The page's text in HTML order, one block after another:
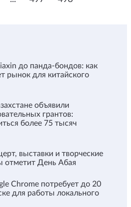
до панда-бондов: как
рынок для китайского
объявили
грантов:
более 75 тысяч
выставки и творческие
отметит День Абая
Chrome потребует до 20
для работы локального